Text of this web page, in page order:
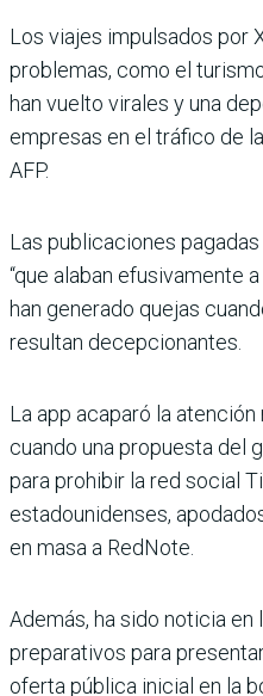
Los viajes impulsados por
problemas, como el
han vuelto virales y una
empresas en el tráfico de
AFP.
Las publicaciones
“que alaban efusivamente
han generado quejas
resultan decepcionantes.
La app acaparó la
cuando una propuesta del
para prohibir la red social
estadounidenses,
en masa a RedNote.
Además, ha sido noticia
preparativos para
oferta pública inicial en la